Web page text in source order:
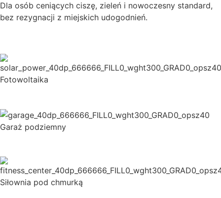
Dla osób ceniących ciszę, zieleń i nowoczesny standard,
bez rezygnacji z miejskich udogodnień.
Fotowoltaika
Garaż podziemny
Siłownia pod chmurką